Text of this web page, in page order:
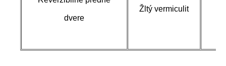
dvere
Žltý vermiculit